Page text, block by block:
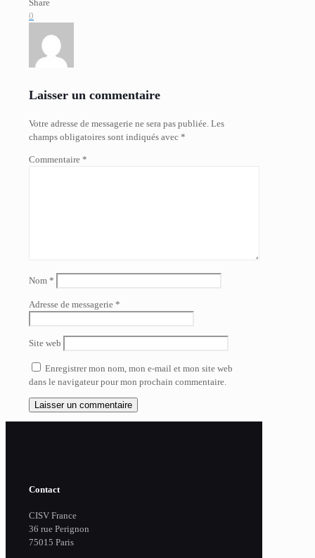
Share
0
Laisser un commentaire
Votre adresse de messagerie ne sera pas publiée. Les
champs obligatoires sont indiqués avec *
Commentaire *
Nom *
Adresse de messagerie *
Site web
Enregistrer mon nom, mon e-mail et mon site web
dans le navigateur pour mon prochain commentaire.
Contact
CISV France
36 rue Perignon
75015 Paris